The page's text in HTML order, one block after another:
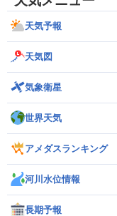
天気予報
天気図
気象衛星
世界天気
アメダスランキング
河川水位情報
長期予報